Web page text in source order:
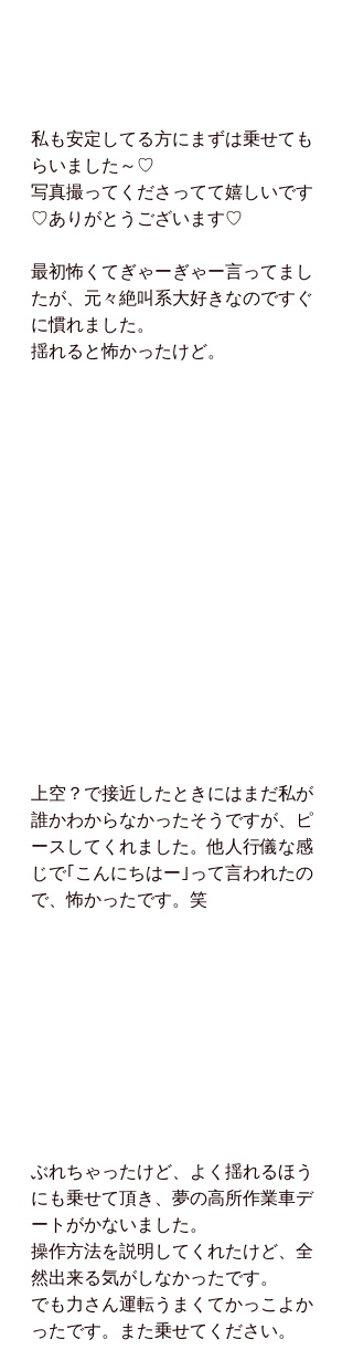
私も安定してる方にまずは乗せても
らいました～♡
写真撮ってくださってて嬉しいです
♡ありがとうございます♡
最初怖くてぎゃーぎゃー言ってまし
たが、元々絶叫系大好きなのですぐ
に慣れました。
揺れると怖かったけど。
上空？で接近したときにはまだ私が
誰かわからなかったそうですが、ピ
ースしてくれました。他人行儀な感
じで｢こんにちはー｣って言われたの
で、怖かったです。笑
ぶれちゃったけど、よく揺れるほう
にも乗せて頂き、夢の高所作業車デ
ートがかないました。
操作方法を説明してくれたけど、全
然出来る気がしなかったです。
でも力さん運転うまくてかっこよか
ったです。また乗せてください。